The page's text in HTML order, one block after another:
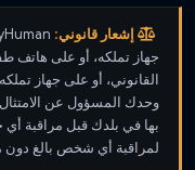
إشعار قانوني:
جهاز تملكه، أو على هاتف
القانوني، أو على جهاز
وحدك المسؤول عن الامتثال
لمراقبة أي شخص بالغ دون